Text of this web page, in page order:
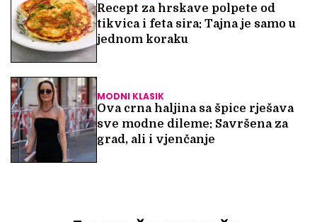
Recept za hrskave polpete od
tikvica i feta sira: Tajna je samo u
jednom koraku
MODNI KLASIK
Ova crna haljina sa špice rješava
sve modne dileme: Savršena za
grad, ali i vjenčanje